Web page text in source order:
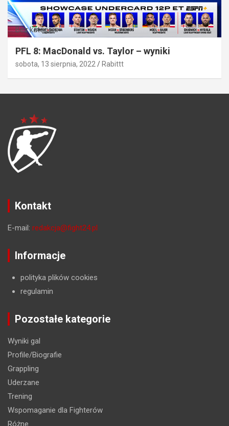
Bez kategorii
PFL 8: MacDonald vs. Taylor – wyniki
sobota, 13 sierpnia, 2022 Rabittt
Kontakt
E-mail: redakcja@fight24.pl
Informacje
polityka plików cookies
regulamin
Pozostałe kategorie
Wyniki gal
Profile/Biografie
Grappling
Uderzane
Trening
Wspomaganie dla Fighterów
Różne